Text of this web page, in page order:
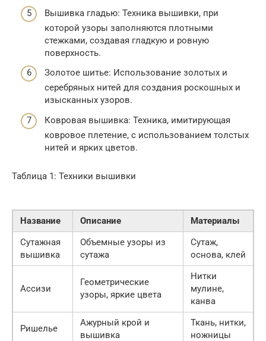
Вышивка гладью: Техника вышивки, при
которой узоры заполняются плотными
стежками, создавая гладкую и ровную
поверхность.
Золотое шитье: Использование золотых и
серебряных нитей для создания роскошных и
изысканных узоров.
Ковровая вышивка: Техника, имитирующая
ковровое плетение, с использованием толстых
нитей и ярких цветов.
Таблица 1: Техники вышивки
Название Описание
Материалы
Сутажная
вышивка
Объемные узоры из
сутажа
Сутаж,
основа, клей
Ассизи
Геометрические
узоры, яркие цвета
Нитки
мулине,
канва
Ришелье
Ажурный крой и
вышивка
Ткань, нитки,
ножницы